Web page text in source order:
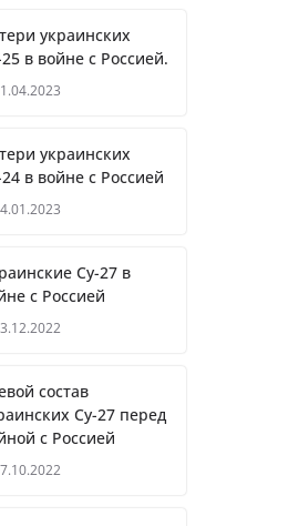
украинских
в войне с Россией.
украинских
в войне с Россией
Су-27 в
с Россией
состав
Су-27 перед
с Россией